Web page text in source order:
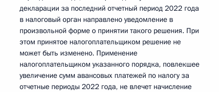
декларации за последний отчетный период 2022 года
в налоговый орган направлено уведомление в
произвольной форме о принятии такого решения. При
этом принятое налогоплательщиком решение не
может быть изменено. Применение
налогоплательщиком указанного порядка, повлекшее
увеличение сумм авансовых платежей по налогу за
отчетные периоды 2022 года, не влечет начисление